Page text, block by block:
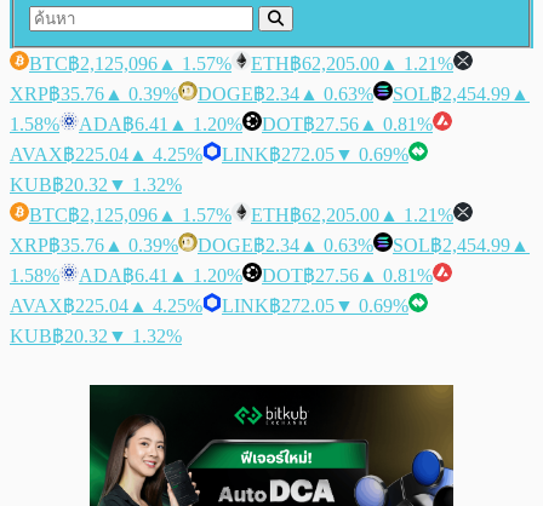
BTC฿2,125,096 ▲ 1.57% ETH฿62,205.00 ▲ 1.21%
XRP฿35.76 ▲ 0.39% DOGE฿2.34 ▲ 0.63% SOL฿2,454.99 ▲
1.58%
ADA฿6.41 ▲ 1.20% DOT฿27.56 ▲ 0.81%
AVAX฿225.04 ▲ 4.25% LINK฿272.05▼ 0.69%
KUB฿20.32 ▼ 1.32%
BTC฿2,125,096 ▲ 1.57% ETH฿62,205.00 ▲ 1.21%
XRP฿35.76 ▲ 0.39% DOGE฿2.34 ▲ 0.63% SOL฿2,454.99 ▲
1.58%
ADA฿6.41 ▲ 1.20% DOT฿27.56 ▲ 0.81%
AVAX฿225.04 ▲ 4.25% LINK฿272.05▼ 0.69%
KUB฿20.32 ▼ 1.32%